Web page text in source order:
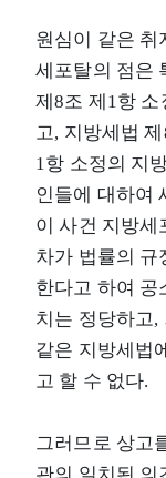
원심이 같은 취
세포탈의 점은
제8조 제1항
고, 지방세법
1항 소정의 지
인들에 대하여
이 사건 지방세
차가 법률의 규
한다고 하여 공
치는 정당하고,
같은 지방세법
고 할 수 없다.
그러므로 상고
관의 일치된 의